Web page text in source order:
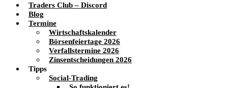
Traders Club – Discord
Blog
Termine
Wirtschaftskalender
Börsenfeiertage 2026
Verfallstermine 2026
Zinsentscheidungen 2026
Tipps
Social-Trading